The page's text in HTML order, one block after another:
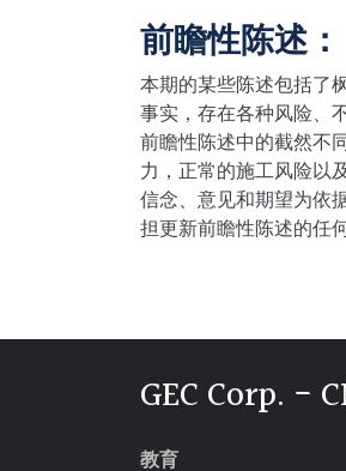
前瞻性陈述：
本期的某些陈述包括了
事实，存在各种风险、
前瞻性陈述中的截然不
力，正常的施工风险以
信念、意见和期望为依
担更新前瞻性陈述的任
GEC Corp. -
教育